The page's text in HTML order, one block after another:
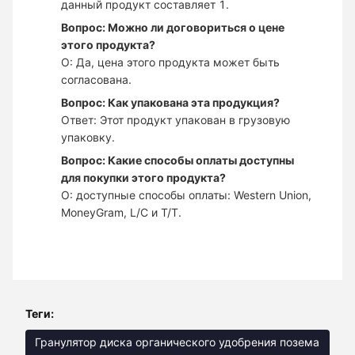
данный продукт составляет 1.
Вопрос: Можно ли договориться о цене
этого продукта?
О: Да, цена этого продукта может быть
согласована.
Вопрос: Как упакована эта продукция?
Ответ: Этот продукт упакован в грузовую
упаковку.
Вопрос: Какие способы оплаты доступны
для покупки этого продукта?
О: доступные способы оплаты: Western Union,
MoneyGram, L/C и T/T.
Теги:
Гранулятор диска органического удобрения позема